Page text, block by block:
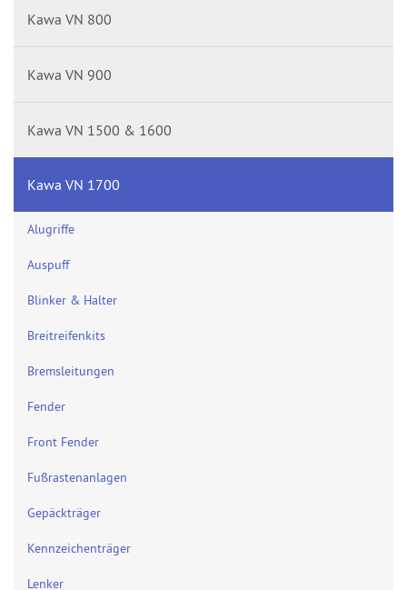
Kawa VN 800
Kawa VN 900
Kawa VN 1500 & 1600
Kawa VN 1700
Alugriffe
Auspuff
Blinker & Halter
Breitreifenkits
Bremsleitungen
Fender
Front Fender
Fußrastenanlagen
Gepäckträger
Kennzeichenträger
Lenker